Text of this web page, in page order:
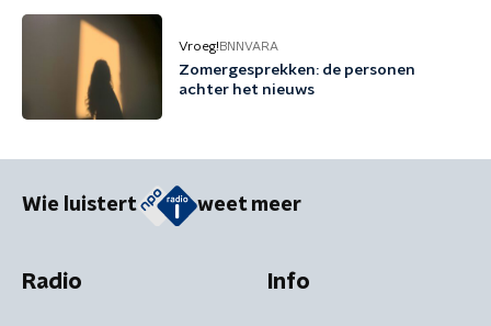
Vroeg! BNNVARA
Zomergesprekken: de personen
achter het nieuws
Wie luistert weet meer
Radio Info